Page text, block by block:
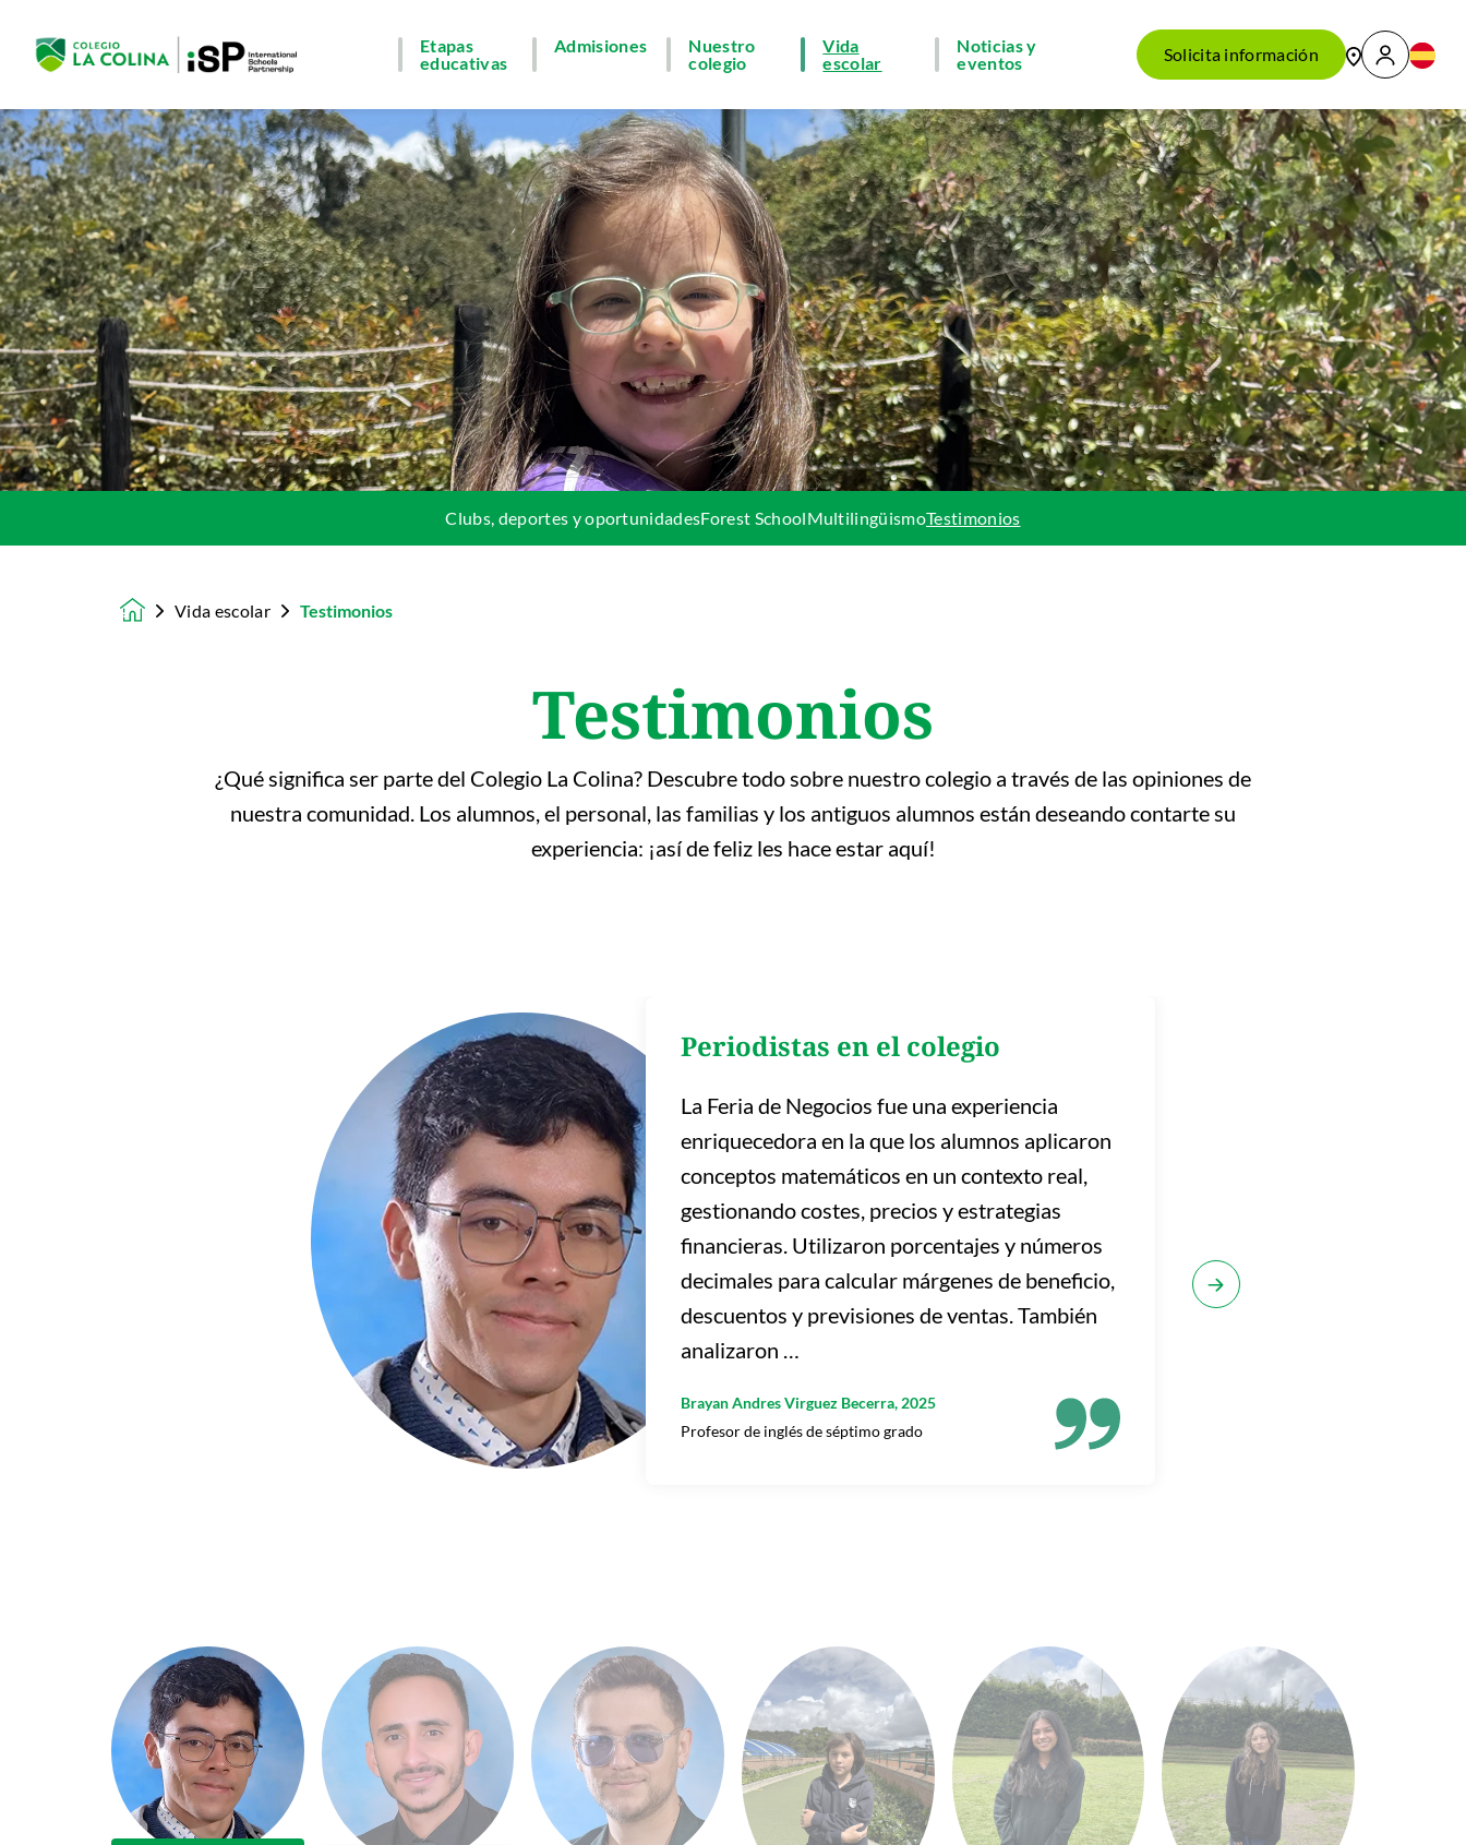
Etapas
educativas
Admisiones
Nuestro
colegio
Vida
escolar
Noticias y
eventos
Solicita información
Clubs, deportes y oportunidadesForest SchoolMultilingüismoTestimonios
HomepageVida escolar Testimonios
Testimonios
¿Qué significa ser parte del Colegio La Colina? Descubre todo sobre nuestro colegio a través de las opiniones de
nuestra comunidad. Los alumnos, el personal, las familias y los antiguos alumnos están deseando contarte su
experiencia: ¡así de feliz les hace estar aquí!
Periodistas en el colegio
La Feria de Negocios fue una experiencia
enriquecedora en la que los alumnos aplicaron
conceptos matemáticos en un contexto real,
gestionando costes, precios y estrategias
financieras. Utilizaron porcentajes y números
decimales para calcular márgenes de beneficio,
descuentos y previsiones de ventas. También
analizaron …
Brayan Andres Virguez Becerra, 2025
Profesor de inglés de séptimo grado